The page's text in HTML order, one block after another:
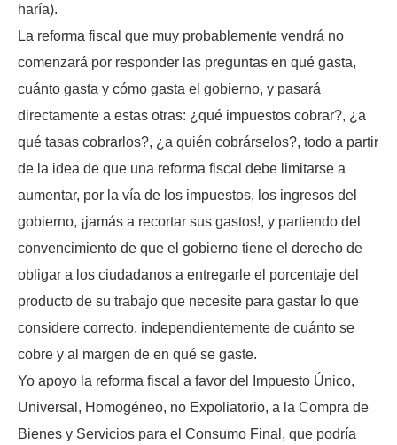
haría).
La reforma fiscal que muy probablemente vendrá no
comenzará por responder las preguntas en qué gasta,
cuánto gasta y cómo gasta el gobierno, y pasará
directamente a estas otras: ¿qué impuestos cobrar?, ¿a
qué tasas cobrarlos?, ¿a quién cobrárselos?, todo a partir
de la idea de que una reforma fiscal debe limitarse a
aumentar, por la vía de los impuestos, los ingresos del
gobierno, ¡jamás a recortar sus gastos!, y partiendo del
convencimiento de que el gobierno tiene el derecho de
obligar a los ciudadanos a entregarle el porcentaje del
producto de su trabajo que necesite para gastar lo que
considere correcto, independientemente de cuánto se
cobre y al margen de en qué se gaste.
Yo apoyo la reforma fiscal a favor del Impuesto Único,
Universal, Homogéneo, no Expoliatorio, a la Compra de
Bienes y Servicios para el Consumo Final, que podría